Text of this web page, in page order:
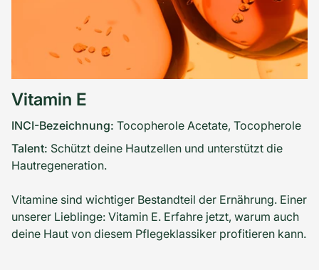
Vitamin E
INCI-Bezeichnung: Tocopherole Acetate, Tocopherole
Talent: Schützt deine Hautzellen und unterstützt die
Hautregeneration.
Vitamine sind wichtiger Bestandteil der Ernährung. Einer
unserer Lieblinge: Vitamin E. Erfahre jetzt, warum auch
deine Haut von diesem Pflegeklassiker profitieren kann.